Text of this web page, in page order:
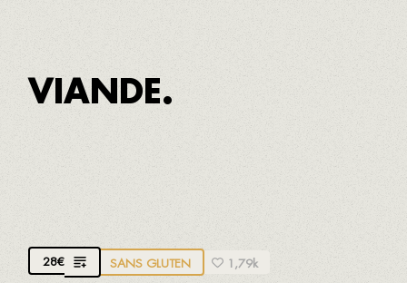
VIANDE.
Avec pomme de terre de montagne et poivrons de
28€ SANS GLUTEN 1,79k